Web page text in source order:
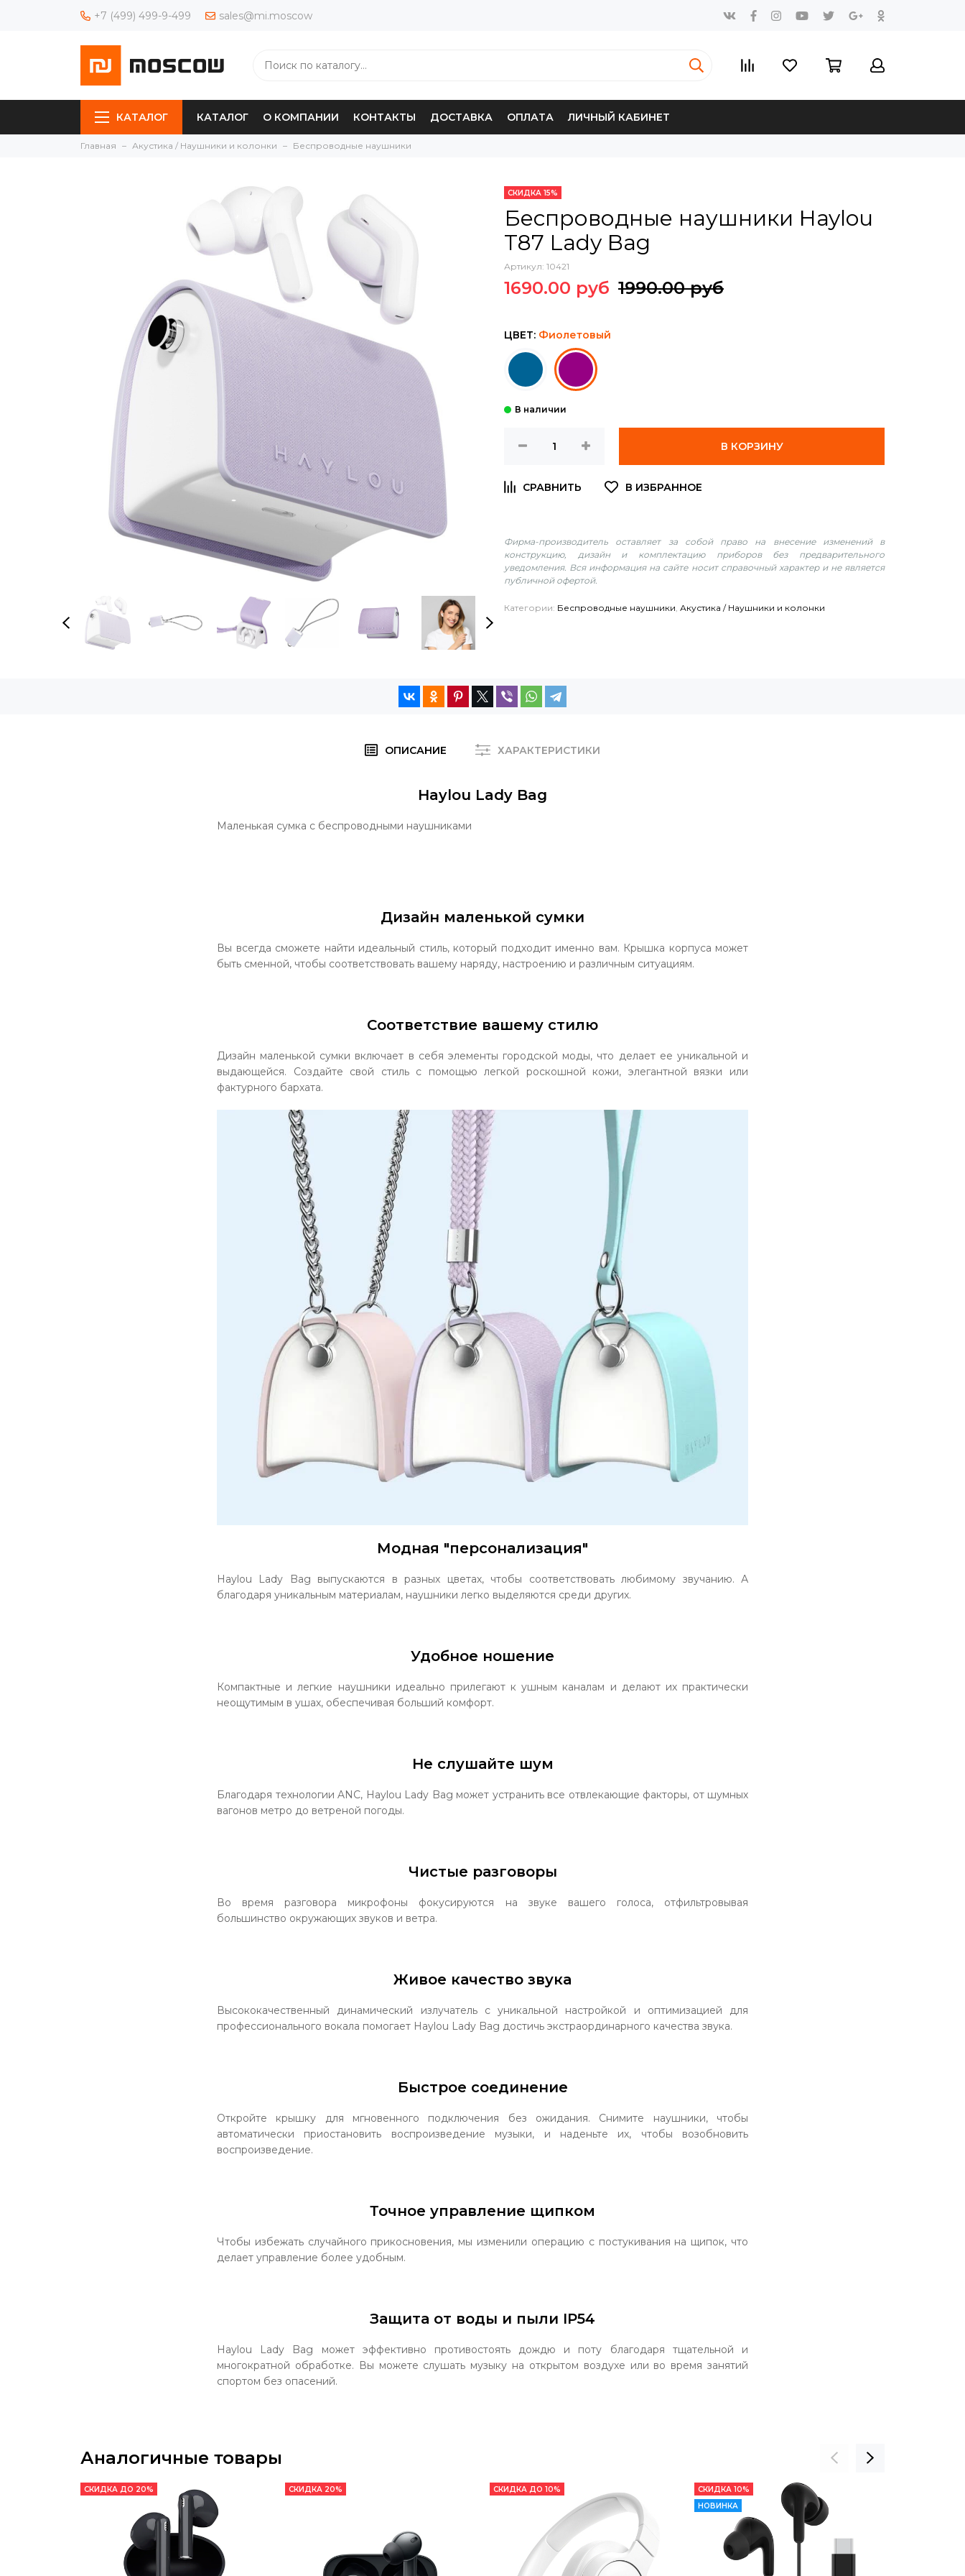
+7 (499) 499-9-499 sales@mi.moscow
КАТАЛОГ КАТАЛОГ О КОМПАНИИ КОНТАКТЫ ДОСТАВКА ОПЛАТА ЛИЧНЫЙ КАБИНЕТ
Главная Акустика / Наушники и колонки Беспроводные наушники
СКИДКА 15%
Беспроводные наушники Haylou
T87 Lady Bag
Артикул: 10421
1690.00 руб 1990.00 руб
ЦВЕТ: Фиолетовый
В КОРЗИНУ
Фирма-производитель оставляет за собой право на внесение изменений в
конструкцию, дизайн и комплектацию приборов без предварительного
уведомления. Вся информация на сайте носит справочный характер и не является
публичной офертой.
Категории: Беспроводные наушники Акустика / Наушники и колонки
ОПИСАНИЕ ХАРАКТЕРИСТИКИ
Haylou Lady Bag
Маленькая сумка с беспроводными наушниками
Дизайн маленькой сумки
Вы всегда сможете найти идеальный стиль, который подходит именно вам. Крышка корпуса может
быть сменной, чтобы соответствовать вашему наряду, настроению и различным ситуациям.
Соответствие вашему стилю
Дизайн маленькой сумки включает в себя элементы городской моды, что делает ее уникальной и
выдающейся. Создайте свой стиль с помощью легкой роскошной кожи, элегантной вязки или
фактурного бархата.
Модная "персонализация"
Haylou Lady Bag выпускаются в разных цветах, чтобы соответствовать любимому звучанию. А
благодаря уникальным материалам, наушники легко выделяются среди других.
Удобное ношение
Компактные и легкие наушники идеально прилегают к ушным каналам и делают их практически
неощутимым в ушах, обеспечивая больший комфорт.
Не слушайте шум
Благодаря технологии ANC, Haylou Lady Bag может устранить все отвлекающие факторы, от шумных
вагонов метро до ветреной погоды.
Чистые разговоры
Во время разговора микрофоны фокусируются на звуке вашего голоса, отфильтровывая
большинство окружающих звуков и ветра.
Живое качество звука
Высококачественный динамический излучатель с уникальной настройкой и оптимизацией для
профессионального вокала помогает Haylou Lady Bag достичь экстраординарного качества звука.
Быстрое соединение
Откройте крышку для мгновенного подключения без ожидания. Снимите наушники, чтобы
автоматически приостановить воспроизведение музыки, и наденьте их, чтобы возобновить
воспроизведение.
Точное управление щипком
Чтобы избежать случайного прикосновения, мы изменили операцию с постукивания на щипок, что
делает управление более удобным.
Защита от воды и пыли IP54
Haylou Lady Bag может эффективно противостоять дождю и поту благодаря тщательной и
многократной обработке. Вы можете слушать музыку на открытом воздухе или во время занятий
спортом без опасений.
Аналогичные товары
СКИДКА ДО 20% СКИДКА 20% СКИДКА ДО 10%
СКИДКА 10%
НОВИНКА